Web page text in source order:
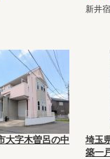
新井
大字木曽呂の中
埼玉
築一